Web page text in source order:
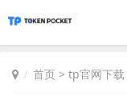
首页 > tp官网下载